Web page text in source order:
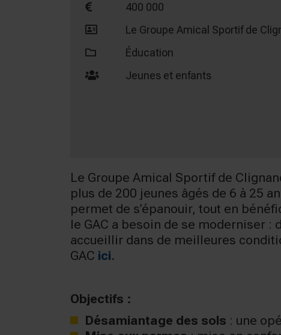
400 000
Le Groupe Amical Sportif de
Éducation
Jeunes et enfants
Le Groupe Amical Sportif de
plus de 200 jeunes âgés de 6 à 25
permet de s’épanouir, tout en
le GAC a besoin de se moderniser :
accueillir dans de meilleures
GAC ici.
Objectifs :
Désamiantage des sols : une